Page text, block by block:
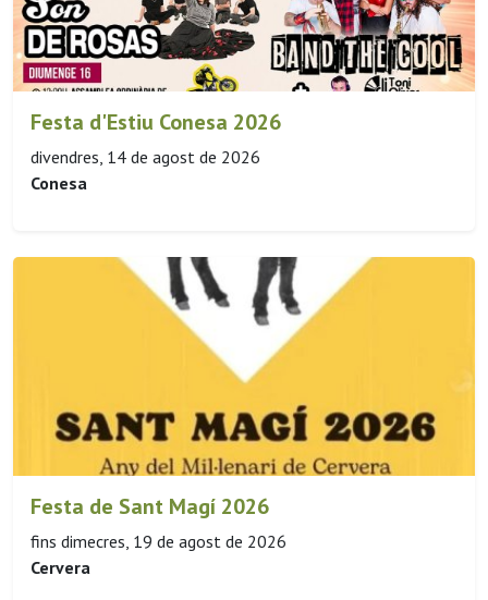
Festa d'Estiu Conesa 2026
divendres, 14 de agost de 2026
Conesa
Festa de Sant Magí 2026
fins dimecres, 19 de agost de 2026
Cervera